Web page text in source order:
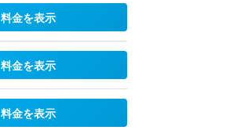
料金を表示
料金を表示
料金を表示